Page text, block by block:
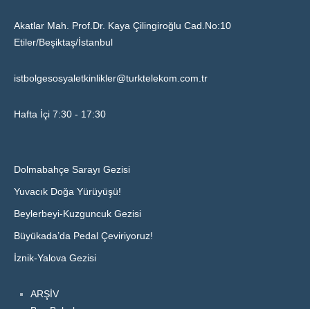
Akatlar Mah. Prof.Dr. Kaya Çilingiroğlu Cad.No:10
Etiler/Beşiktaş/İstanbul
istbolgesosyaletkinlikler@turktelekom.com.tr
Hafta İçi 7:30 - 17:30
Dolmabahçe Sarayı Gezisi
Yuvacık Doğa Yürüyüşü!
Beylerbeyi-Kuzguncuk Gezisi
Büyükada’da Pedal Çeviriyoruz!
İznik-Yalova Gezisi
ARŞİV